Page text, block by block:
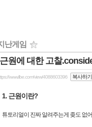
난게임
근원에 대한 고찰
www.ilbe.com/view/4088603396 복사하기
1. 근원이란?
튜토리얼이 진짜 알려주는게 좆도 없